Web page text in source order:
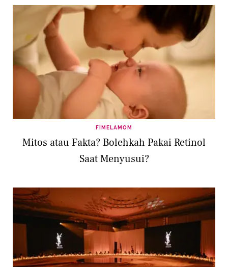
FIMELAMOM
Mitos atau Fakta? Bolehkah Pakai Retinol
Saat Menyusui?